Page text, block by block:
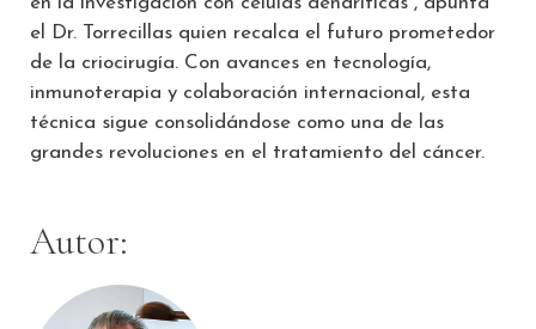
el Dr. Torrecillas quien recalca el futuro prometedor
de la criocirugía. Con avances en tecnología,
inmunoterapia y colaboración internacional, esta
técnica sigue consolidándose como una de las
grandes revoluciones en el tratamiento del cáncer.
Autor: